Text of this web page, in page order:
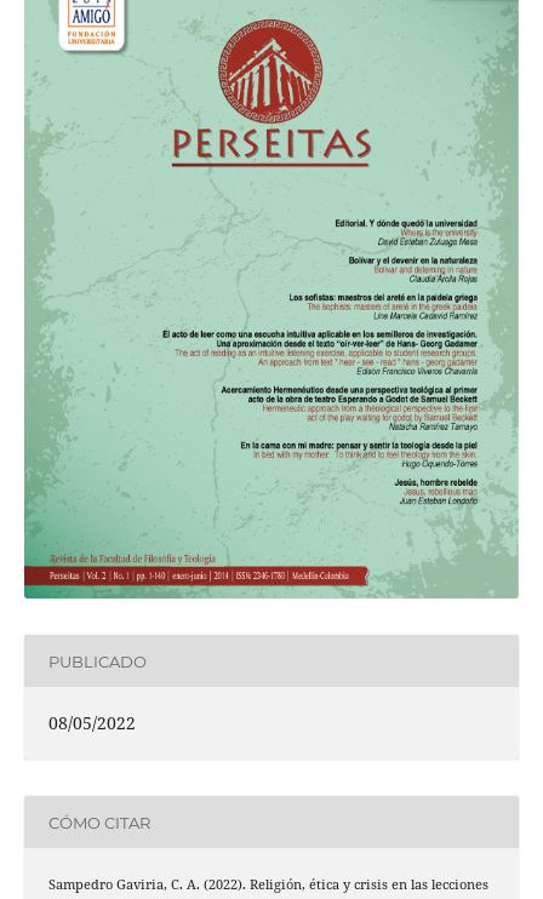
PUBLICADO
08/05/2022
CÓMO CITAR
Sampedro Gaviria, C. A. (2022). Religión, ética y crisis en las lecciones